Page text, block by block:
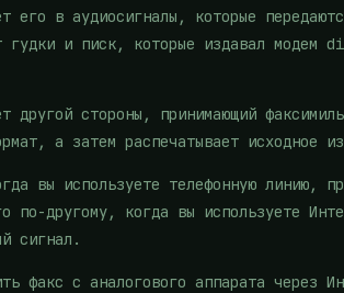
его в аудиосигналы, которые
гудки и писк, которые издавал модем
другой стороны, принимающий
а затем распечатывает исходное
вы используете телефонную линию,
по-другому, когда вы используете
сигнал.
факс с аналогового аппарата через